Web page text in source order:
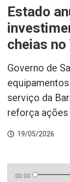
SERVIÇOS
INTEGRIDADE
Estado
cheias
Governo de
serviço da
reforça
19/05/2026
00:00